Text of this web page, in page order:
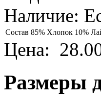
Наличие:
Состав 85% Хлопок 10%
Цена:
Размеры